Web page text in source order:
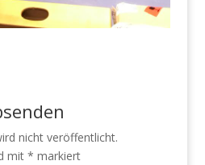
nicht veröffentlicht.
mit * markiert